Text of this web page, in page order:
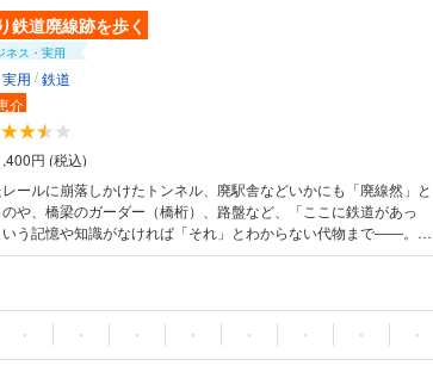
鉄道廃線跡を歩く
ネス・実用
用 /鉄道
介
円 (税込)
ールに崩落しかけたトンネル、廃駅舎などいかにも「廃線然」と
のや、橋梁のガーダー（橋桁）、路盤など、「ここに鉄道があっ
う記憶や知識がなければ「それ」とわからない代物まで――。
線であっても、歩く人によってそれぞれ別のリポートができあが
今尾 恵介が、独自の視点でリポート。廃線旅に必要な好奇心と、
地形図コピー（もちろん老眼用に拡大してある）を携え、何よりも
一」「常識第一」の精神で――日本各地、海を越えて欧州まで全
・ ・ ・ ・ ・ ・ ・ ・